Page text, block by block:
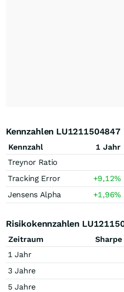
Kennzahlen LU1211504847
Kennzahl 1 Jahr
Treynor Ratio
Tracking Error
+9,12%
Jensens Alpha
+1,96%
Risikokennzahlen
Zeitraum
1 Jahr
3 Jahre
5 Jahre